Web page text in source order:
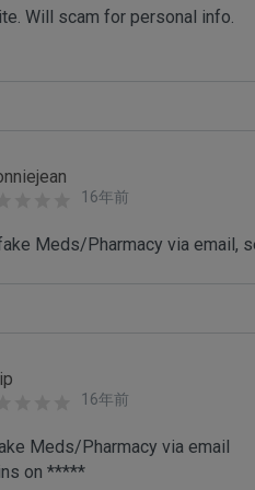
Will scam for personal info.
16年前
Meds/Pharmacy via email,
16年前
Meds/Pharmacy via email
on *****